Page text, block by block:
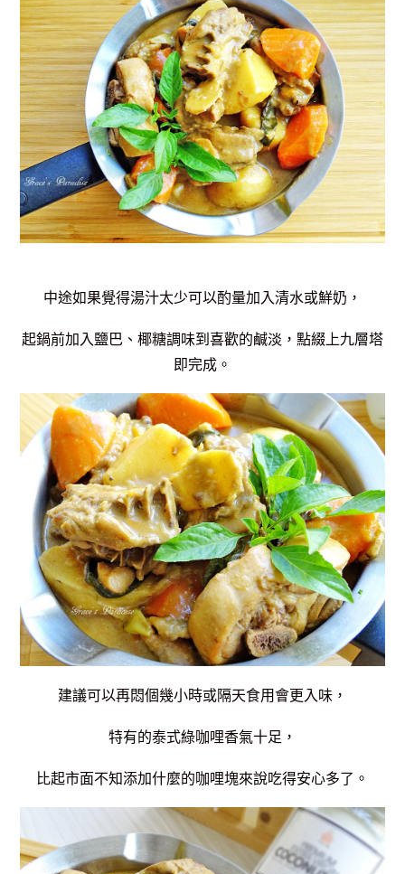
中途如果覺得湯汁太少可以酌量加入清水或鮮奶，
起鍋前加入鹽巴、椰糖調味到喜歡的鹹淡， 點綴上九層塔
即完成。
建議可以再悶個幾小時或隔天食用會更入味，
特有的泰式綠咖哩香氣十足，
比起市面不知添加什麼的咖哩塊來說吃得安心多了。